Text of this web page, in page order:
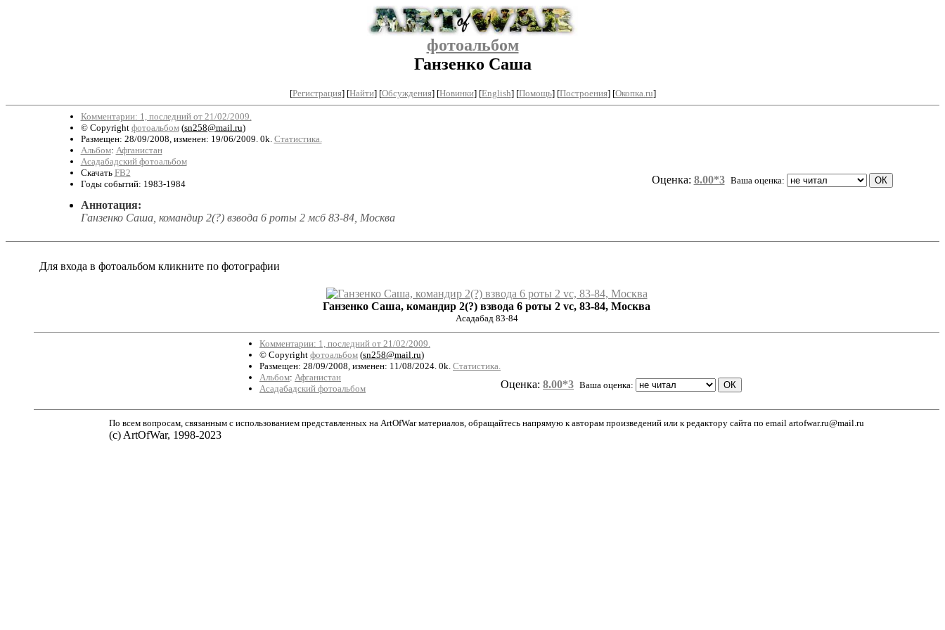
фотоальбом
Ганзенко Саша
[Регистрация] [Найти] [Обсуждения] [Новинки] [English] [Помощь] [Построения] [Окопка.ru]
Комментарии: 1, последний от 21/02/2009.
© Copyright фотоальбом(sn258@mail.ru)
Размещен: 28/09/2008, изменен: 19/06/2009. 0k. Статистика.
Альбом: Афганистан
Асадабадский фотоальбом
Скачать FB2
Годы событий: 1983-1984
Оценка: 8.00*3 Ваша оценка:
Аннотация:
Ганзенко Саша, командир 2(?) взвода 6 роты 2 мсб 83-84, Москва
Для входа в фотоальбом кликните по фотографии
Ганзенко Саша, командир 2(?) взвода 6 роты 2 vc, 83-84, Москва
Асадабад 83-84
Комментарии: 1, последний от 21/02/2009.
© Copyright фотоальбом (sn258@mail.ru)
Размещен: 28/09/2008, изменен: 11/08/2024. 0k. Статистика.
Альбом: Афганистан
Асадабадский фотоальбом
Оценка: 8.00*3 Ваша оценка:
По всем вопросам, связанным с использованием представленных на ArtOfWar материалов, обращайтесь напрямую к авторам произведений или к редактору сайта по email artofwar.ru@mail.ru
(с) ArtOfWar, 1998-2023